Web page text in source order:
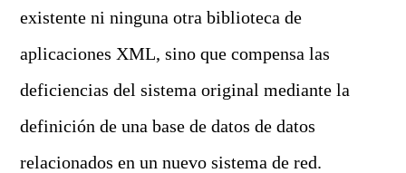
existente ni ninguna otra biblioteca de
aplicaciones XML, sino que compensa las
deficiencias del sistema original mediante la
definición de una base de datos de datos
relacionados en un nuevo sistema de red.